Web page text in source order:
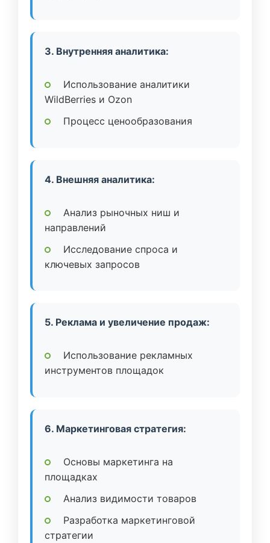
3. Внутренняя аналитика:
Использование аналитики
WildBerries и Ozon
Процесс ценообразования
4. Внешняя аналитика:
Анализ рыночных ниш и
направлений
Исследование спроса и
ключевых запросов
5. Реклама и увеличение продаж:
Использование рекламных
инструментов площадок
6. Маркетинговая стратегия:
Основы маркетинга на
площадках
Анализ видимости товаров
Разработка маркетинговой
стратегии